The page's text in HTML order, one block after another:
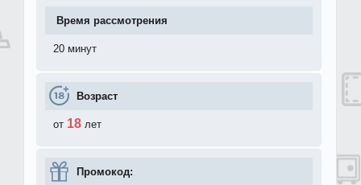
Время рассмотрения
20 минут
Возраст
от 18 лет
Промокод: